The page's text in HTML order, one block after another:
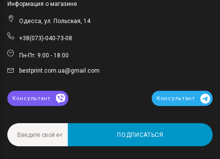
Информация о магазине
Одесса, ул. Польская, 14
+38(073)-040-73-08
Пн-Пт: 9:00 - 18:00
bestprint.com.ua@gmail.com
Консультант Консультант
ПОДПИСАТЬСЯ